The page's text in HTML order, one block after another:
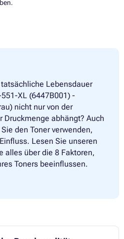
Lebensdauer
XL (6447B001) -
nicht nur von der
Druckmenge abhängt? Auch
den Toner verwenden,
Lesen Sie unseren
alles über die 8 Faktoren,
Toners beeinflussen.